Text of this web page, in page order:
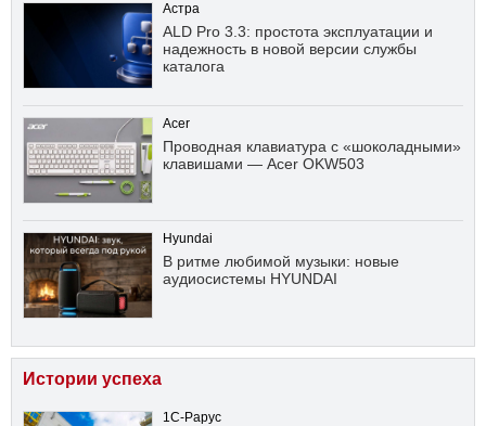
Астра
ALD Pro 3.3: простота эксплуатации и
надежность в новой версии службы
каталога
Acer
Проводная клавиатура с «шоколадными»
клавишами — Acer OKW503
Hyundai
В ритме любимой музыки: новые
аудиосистемы HYUNDAI
Истории успеха
1С-Рарус